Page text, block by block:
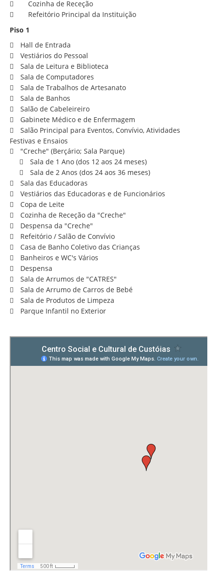
Cozinha de Receção
Refeitório Principal da Instituição
Piso 1
Hall de Entrada
Vestiários do Pessoal
Sala de Leitura e Biblioteca
Sala de Computadores
Sala de Trabalhos de Artesanato
Sala de Banhos
Salão de Cabeleireiro
Gabinete Médico e de Enfermagem
Salão Principal para Eventos, Convívio, Atividades
Festivas e Ensaios
"Creche" (Berçário; Sala Parque)
Sala de 1 Ano (dos 12 aos 24 meses)
Sala de 2 Anos (dos 24 aos 36 meses)
Sala das Educadoras
Vestiários das Educadoras e de Funcionários
Copa de Leite
Cozinha de Receção da "Creche"
Despensa da "Creche"
Refeitório / Salão de Convívio
Casa de Banho Coletivo das Crianças
Banheiros e WC's Vários
Despensa
Sala de Arrumos de "CATRES"
Sala de Arrumo de Carros de Bebé
Sala de Produtos de Limpeza
Parque Infantil no Exterior